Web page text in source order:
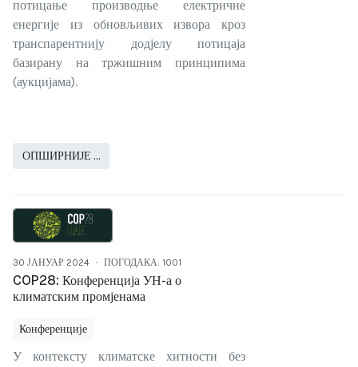
потицање производње електричне
енергије из обновљивих извора кроз
транспарентнију додјелу потицаја
базирану на тржишним принципима
(аукцијама).
ОПШИРНИЈЕ …
30 ЈАНУАР 2024 ПОГОДАКА: 1001
COP28: Конференција УН-а о
климатским промјенама
Конференције
У контексту климатске хитности без